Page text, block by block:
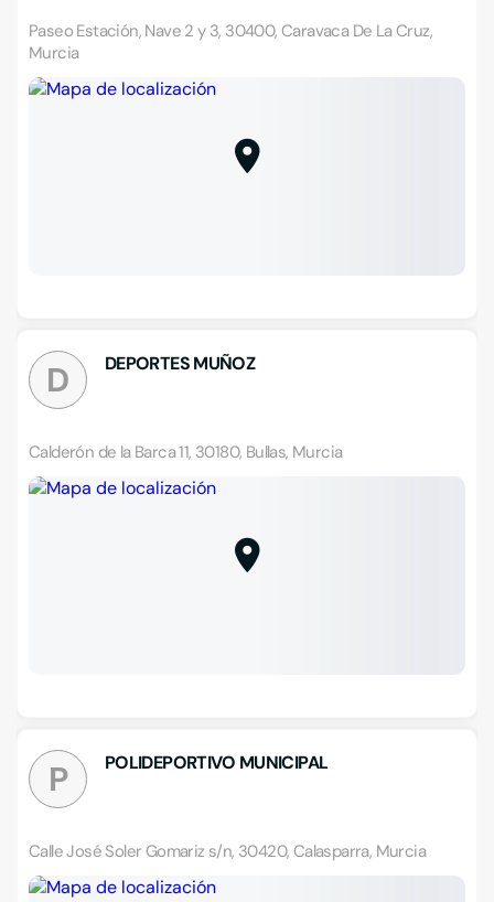
Paseo Estación, Nave 2 y 3, 30400, Caravaca De La Cruz,
Murcia
D DEPORTES MUÑOZ
Calderón de la Barca 11, 30180, Bullas, Murcia
P POLIDEPORTIVO MUNICIPAL
Calle José Soler Gomariz s/n, 30420, Calasparra, Murcia